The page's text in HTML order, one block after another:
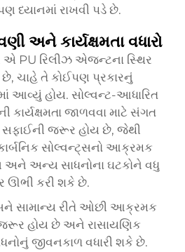
ધ્યાનમાં રાખવી પડે છે.
અને કાર્યક્ષમતા વધારો
એ PU રિલીઝ એજન્ટના સ્થિર
ચાહે તે કોઈપણ પ્રકારનું
આવ્યું હોય. સોલ્વન્ટ-આધારિત
કાર્યક્ષમતા જાળવવા માટે સંગત
સફાઈની જરૂર હોય છે, જેથી
સોલ્વન્ટ્સનો આક્રમક
અને અન્ય સાધનોના ઘટકોને વધુ
ઊભી કરી શકે છે.
સામાન્ય રીતે ઓછી આક્રમક
હોય છે અને રાસાયણિક
જીવનકાળ વધારી શકે છે.